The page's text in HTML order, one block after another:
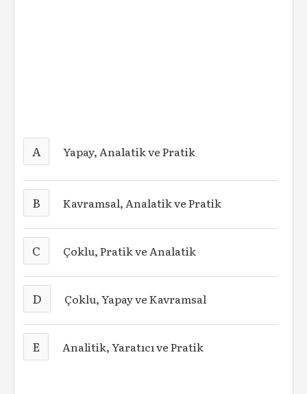
A Yapay, Analatik ve Pratik
B Kavramsal, Analatik ve Pratik
C Çoklu, Pratik ve Analatik
D Çoklu, Yapay ve Kavramsal
E Analitik, Yaratıcı ve Pratik